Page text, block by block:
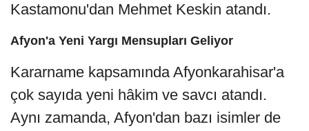
Kastamonu'dan Mehmet Keskin atandı.
Afyon'a Yeni Yargı Mensupları Geliyor
Kararname kapsamında Afyonkarahisar'a
çok sayıda yeni hâkim ve savcı atandı.
Aynı zamanda, Afyon'dan bazı isimler de